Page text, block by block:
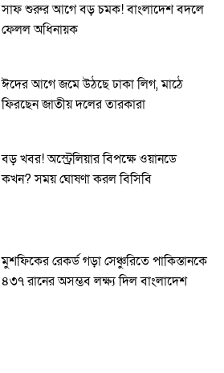
সাফ শুরুর আগে বড় চমক! বাংলাদেশ বদলে
ফেলল অধিনায়ক
ঈদের আগে জমে উঠছে ঢাকা লিগ, মাঠে
ফিরছেন জাতীয় দলের তারকারা
বড় খবর! অস্ট্রেলিয়ার বিপক্ষে ওয়ানডে
কখন? সময় ঘোষণা করল বিসিবি
মুশফিকের রেকর্ড গড়া সেঞ্চুরিতে পাকিস্তানকে
৪৩৭ রানের অসম্ভব লক্ষ্য দিল বাংলাদেশ